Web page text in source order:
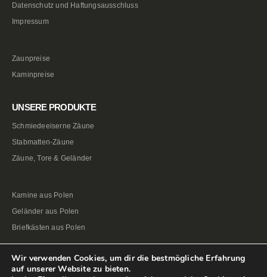
Datenschutz und Haftungsausschluss
Impressum
Zaunpreise
Kaminpreise
UNSERE PRODUKTE
Schmiedeeiserne Zäune
Stabmatten-Zäune
Zäune, Tore & Geländer
Kamine aus Polen
Geländer aus Polen
Briefkästen aus Polen
Wir verwenden Cookies, um dir die bestmögliche Erfahrung
auf unserer Website zu bieten.